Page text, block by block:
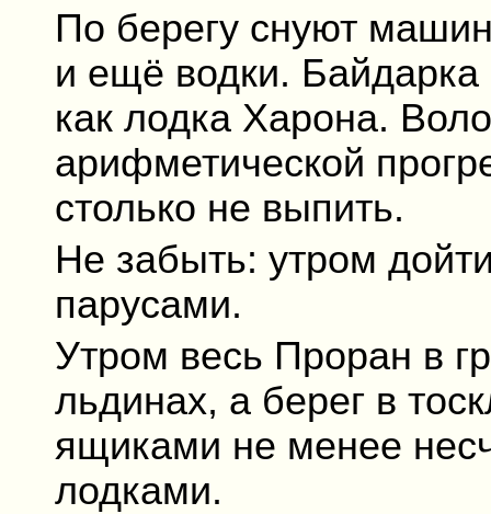
По берегу снуют
и ещё водки. Байдарка
как лодка Харона.
арифметической
столько не выпить.
Не забыть: утром
парусами.
Утром весь Проран в
льдинах, а берег в
ящиками не менее
лодками.